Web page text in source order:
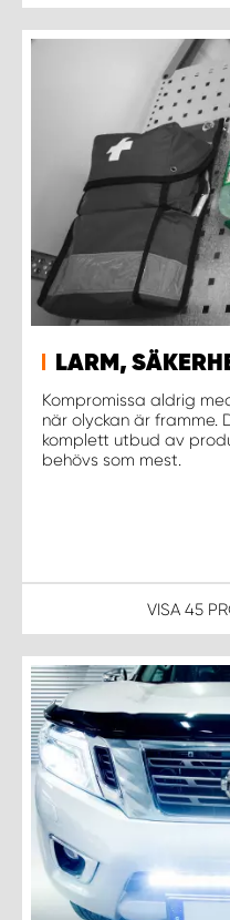
LARM,
Kompromissa aldrig
när olyckan är framme.
komplett utbud av
behövs som mest.
VISA 45